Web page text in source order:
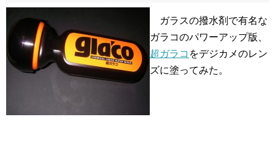
ガラスの撥水剤で有名な
ガラコのパワーアップ版、
超ガラコ をデジカメのレン
ズに塗ってみた。